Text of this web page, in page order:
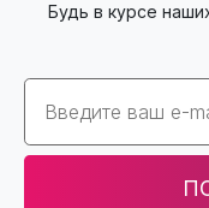
Будь в курсе
Email